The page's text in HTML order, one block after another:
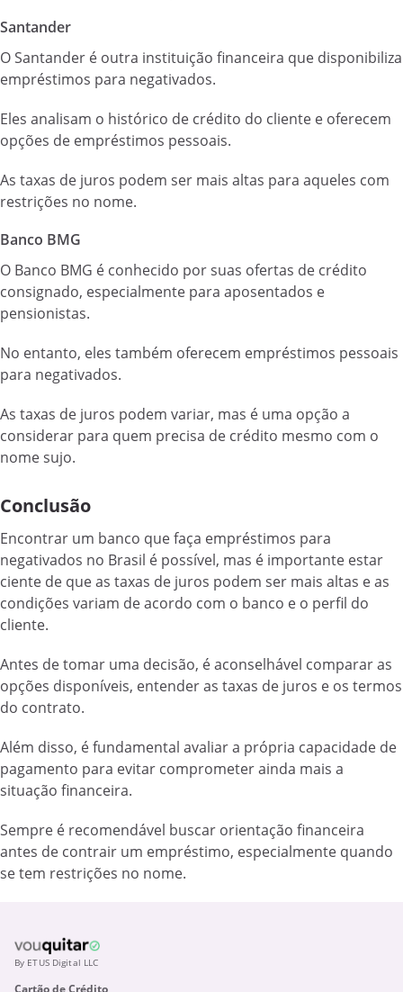
Santander
O Santander é outra instituição financeira que disponibiliza
empréstimos para negativados.
Eles analisam o histórico de crédito do cliente e oferecem
opções de empréstimos pessoais.
As taxas de juros podem ser mais altas para aqueles com
restrições no nome.
Banco BMG
O Banco BMG é conhecido por suas ofertas de crédito
consignado, especialmente para aposentados e
pensionistas.
No entanto, eles também oferecem empréstimos pessoais
para negativados.
As taxas de juros podem variar, mas é uma opção a
considerar para quem precisa de crédito mesmo com o
nome sujo.
Conclusão
Encontrar um banco que faça empréstimos para
negativados no Brasil é possível, mas é importante estar
ciente de que as taxas de juros podem ser mais altas e as
condições variam de acordo com o banco e o perfil do
cliente.
Antes de tomar uma decisão, é aconselhável comparar as
opções disponíveis, entender as taxas de juros e os termos
do contrato.
Além disso, é fundamental avaliar a própria capacidade de
pagamento para evitar comprometer ainda mais a
situação financeira.
Sempre é recomendável buscar orientação financeira
antes de contrair um empréstimo, especialmente quando
se tem restrições no nome.
By ETUS Digital LLC